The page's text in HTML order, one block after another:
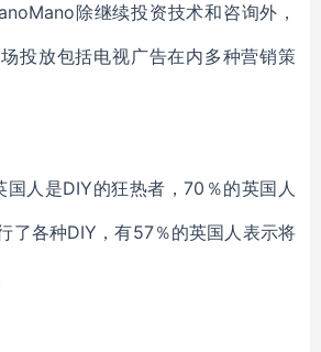
除继续投资技术和咨询外，
投放包括电视广告在内多种营销策
国人是DIY的狂热者，70％的英国人
了各种DIY，有57％的英国人表示将